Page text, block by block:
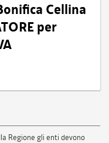
Cellina
per
Regione gli enti devono